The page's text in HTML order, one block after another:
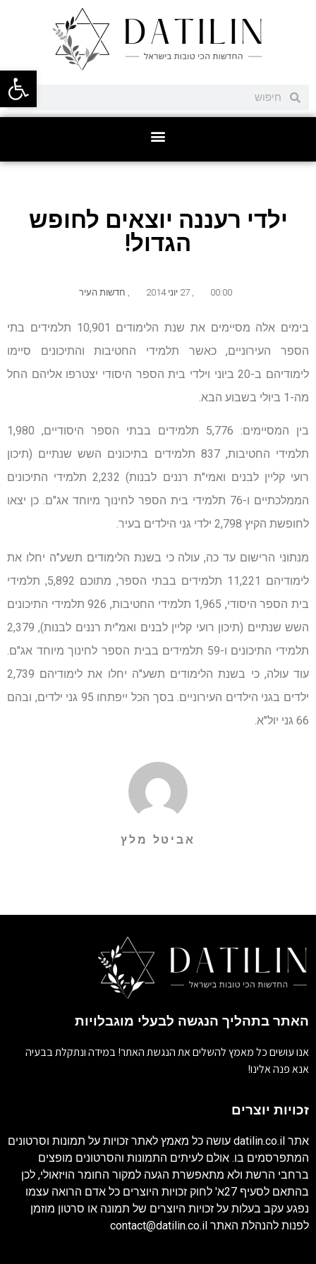
פתח
ילדי רעננה יוצאים לחופש
הגדול!
00:00
, 27 יוני 2014 , חדשות העיר
בימים אלה מסיימים את שנת הלימודים 10,901 תלמידים בתי
הספר העירוניים, כאשר תלמידי החטיבות והתיכונים סיימו
לימודיהם ב-20 ביוני וילדי בית הספר היסודי יצטרפו אליהם החל
מה-1 ביולי בשבוע הבא.
בין המסיימים: 5,776 תלמידים בבתי הספר היסודיים, 1,980
תלמידי החטיבות, 837 תלמידים בתיכונים השש שנתיים (תיכון
רועי קליין לבנים ואמי"ת רננים לבנות) 2,232 תלמידי התיכונים
הממלכתיים ו-76 תלמידי בית הספר לחינוך מיוחד אג"ם. כן יצאו
לחופשת הקיץ 2,798 ילדי גני הילדים בעיר.
מנתוני הרישום עד כה, עולה כי בשנת הלימודים תשע"ה יחלו את
לימודיהם 11,221 תלמידים בבתי הספר, מתוכם 5,892, תלמידי
בית הספר היסודי, 1,965 תלמידי החטיבות, 926 תלמידי התיכונים
השש שנתיים (תיכון רועי קליין לבנים ואמ"ית רננים לבנות), 2,379
תלמידי התיכונים ו-59 תלמידים בבית הספר לחינוך מיוחד אג"ם.
עוד עולה, כי בשנת הלימודים תשע"ה יחלו את לימודיהם 2,739
ילדים בגני הילדים העירוניים. בסך הכל ייפתחו 95 גני ילדים, ובהם
66 גני יול"א.
אביטל מלץ
האתר בתהליך הנגשה לבעלי מוגבלויות
אנו עושים כל מאמץ להשלים את הנגשת האתר! במידה ונתקלת בבעיה
אנא פנה אלינו!
זכויות יוצרים
אתר datilin.co.il עושה כל מאמץ לאתר זכויות על תמונות וסרטונים
המתפרסמים בו. אולם לעיתים התמונות והסרטונים מופצים
ברחבי הרשת ולא מתאפשרת הגעה למקור החומר הויזאולי, לכן
בהתאם לסעיף 27א' לחוק זכויות היוצרים כל אדם הרואה עצמו
נפגע עקב בעלות על זכויות היוצרים של תמונה או סרטון מוזמן
לפנות להנהלת האתר contact@datilin.co.il